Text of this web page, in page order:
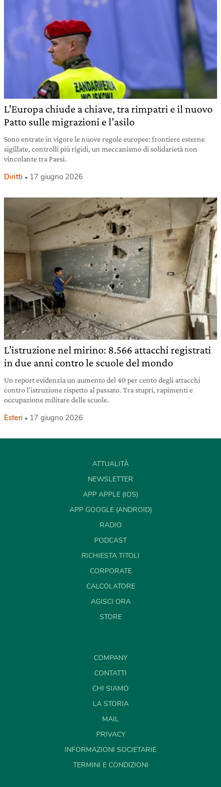
L’Europa chiude a chiave, tra rimpatri e il nuovo
Patto sulle migrazioni e l’asilo
Sono entrate in vigore le nuove regole europee: frontiere esterne
sigillate, controlli più rigidi, un meccanismo di solidarietà non
vincolante tra Paesi.
Diritti 17 giugno 2026
L’istruzione nel mirino: 8.566 attacchi registrati
in due anni contro le scuole del mondo
Un report evidenzia un aumento del 40 per cento degli attacchi
contro l’istruzione rispetto al passato. Tra stupri, rapimenti e
occupazione militare delle scuole.
Esteri 17 giugno 2026
ATTUALITÀ
NEWSLETTER
APP APPLE (IOS)
APP GOOGLE (ANDROID)
RADIO
PODCAST
RICHIESTA TITOLI
CORPORATE
CALCOLATORE
AGISCI ORA
STORE
COMPANY
CONTATTI
CHI SIAMO
LA STORIA
MAIL
PRIVACY
INFORMAZIONI SOCIETARIE
TERMINI E CONDIZIONI